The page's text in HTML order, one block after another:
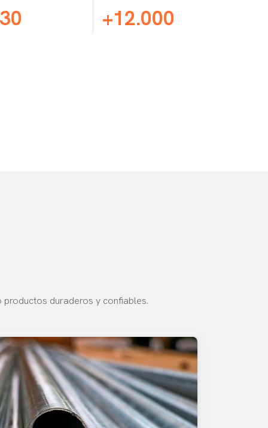
+12.000
duraderos y confiables.